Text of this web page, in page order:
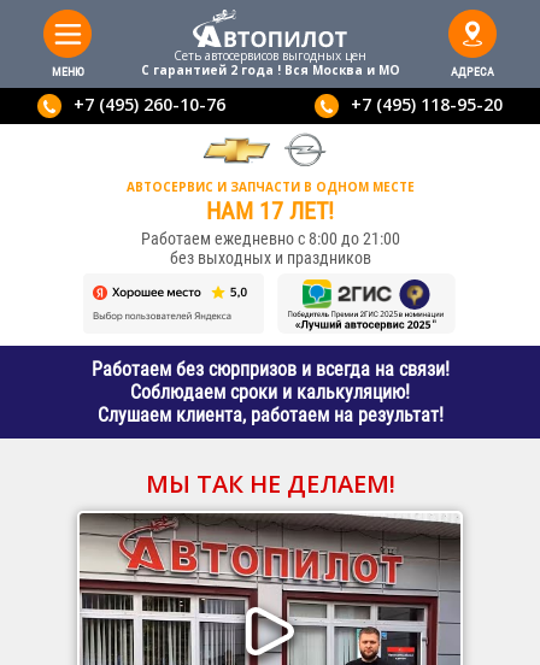
МЕНЮ
Сеть автосервисов выгодныx цен
С гарантией 2 года ! Вся Москва и МО
АДРЕСА
+7 (495) 260-10-76 +7 (495) 118-95-20
АВТОСЕРВИС И ЗАПЧАСТИ В ОДНОМ МЕСТЕ
НАМ 17 ЛЕТ!
Работаем ежедневно с 8:00 до 21:00
без выходных и праздников
Работаем без сюрпризов и всегда на связи!
Соблюдаем сроки и калькуляцию!
Слушаем клиента, работаем на результат!
МЫ ТАК НЕ ДЕЛАЕМ!